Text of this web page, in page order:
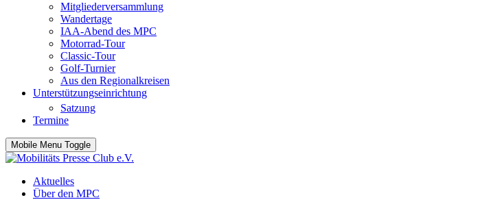
Mitgliederversammlung
Wandertage
IAA-Abend des MPC
Motorrad-Tour
Classic-Tour
Golf-Turnier
Aus den Regionalkreisen
Unterstützungseinrichtung
Satzung
Termine
Mobile Menu Toggle
Aktuelles
Über den MPC